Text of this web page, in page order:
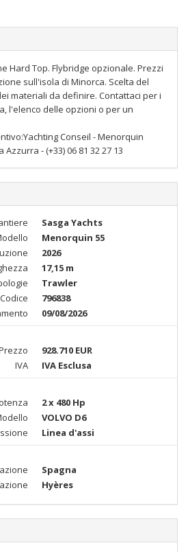
Hard Top. Flybridge opzionale. Prezzi
sull'isola di Minorca. Scelta del
materiali da definire. Contattaci per i
l'elenco delle opzioni o per un
Conseil - Menorquin
- (+33) 06 81 32 27 13
Sasga Yachts
Menorquin 55
2026
17,15 m
Trawler
Codice
796838
09/08/2026
928.710 EUR
IVA
IVA Esclusa
2 x 480 Hp
VOLVO D6
Linea d'assi
Spagna
Hyères